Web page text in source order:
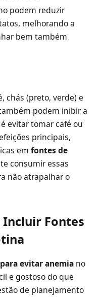
podem reduzir
melhorando a
bem também
chás (preto, verde) e
podem inibir a
evitar tomar café ou
principais,
em fontes de
consumir essas
não atrapalhar o
Incluir Fontes
evitar anemia no
e gostoso do que
de planejamento